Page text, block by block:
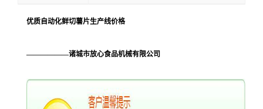
优质自动化鲜切薯片生产线价格
——————诸城市放心食品机械有限公司